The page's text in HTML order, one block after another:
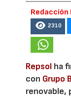
2310
Repsol ha
con Grupo
renovable,